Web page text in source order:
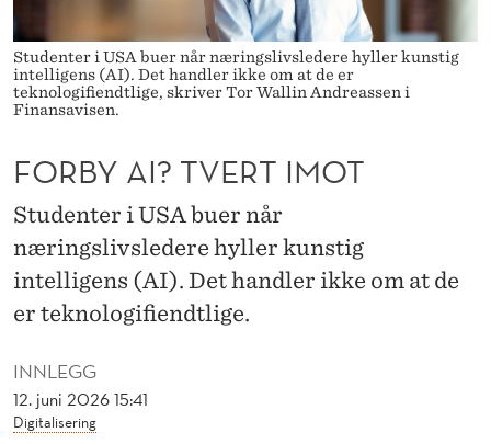
T
E
R
T
O
T
E
N
Y
E
T
Studenter i USA buer når næringslivsledere hyller kunstig
intelligens (AI). Det handler ikke om at de er
teknologifiendtlige, skriver Tor Wallin Andreassen i
Finansavisen.
INNLEGG
12. juni 2026 15:41
Digitalisering
FORBY AI? TVERT IMOT
Studenter i USA buer når
næringslivsledere hyller kunstig
intelligens (AI). Det handler ikke om at de
er teknologifiendtlige.